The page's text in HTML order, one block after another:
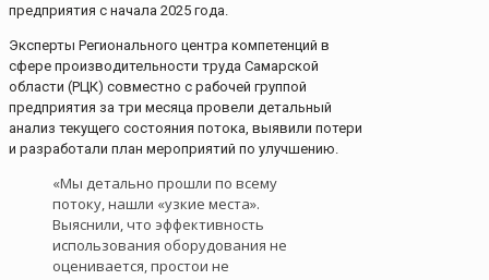
предприятия с начала 2025 года.
Эксперты Регионального центра компетенций в
сфере производительности труда Самарской
области (РЦК) совместно с рабочей группой
предприятия за три месяца провели детальный
анализ текущего состояния потока, выявили потери
и разработали план мероприятий по улучшению.
«Мы детально прошли по всему
потоку, нашли «узкие места».
Выяснили, что эффективность
использования оборудования не
оценивается, простои не